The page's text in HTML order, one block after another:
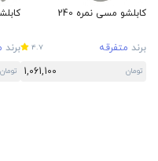
کابلشو مسی نمره 240
برند متفرقه 4.7
تومان 1,061,100
برند
تومان